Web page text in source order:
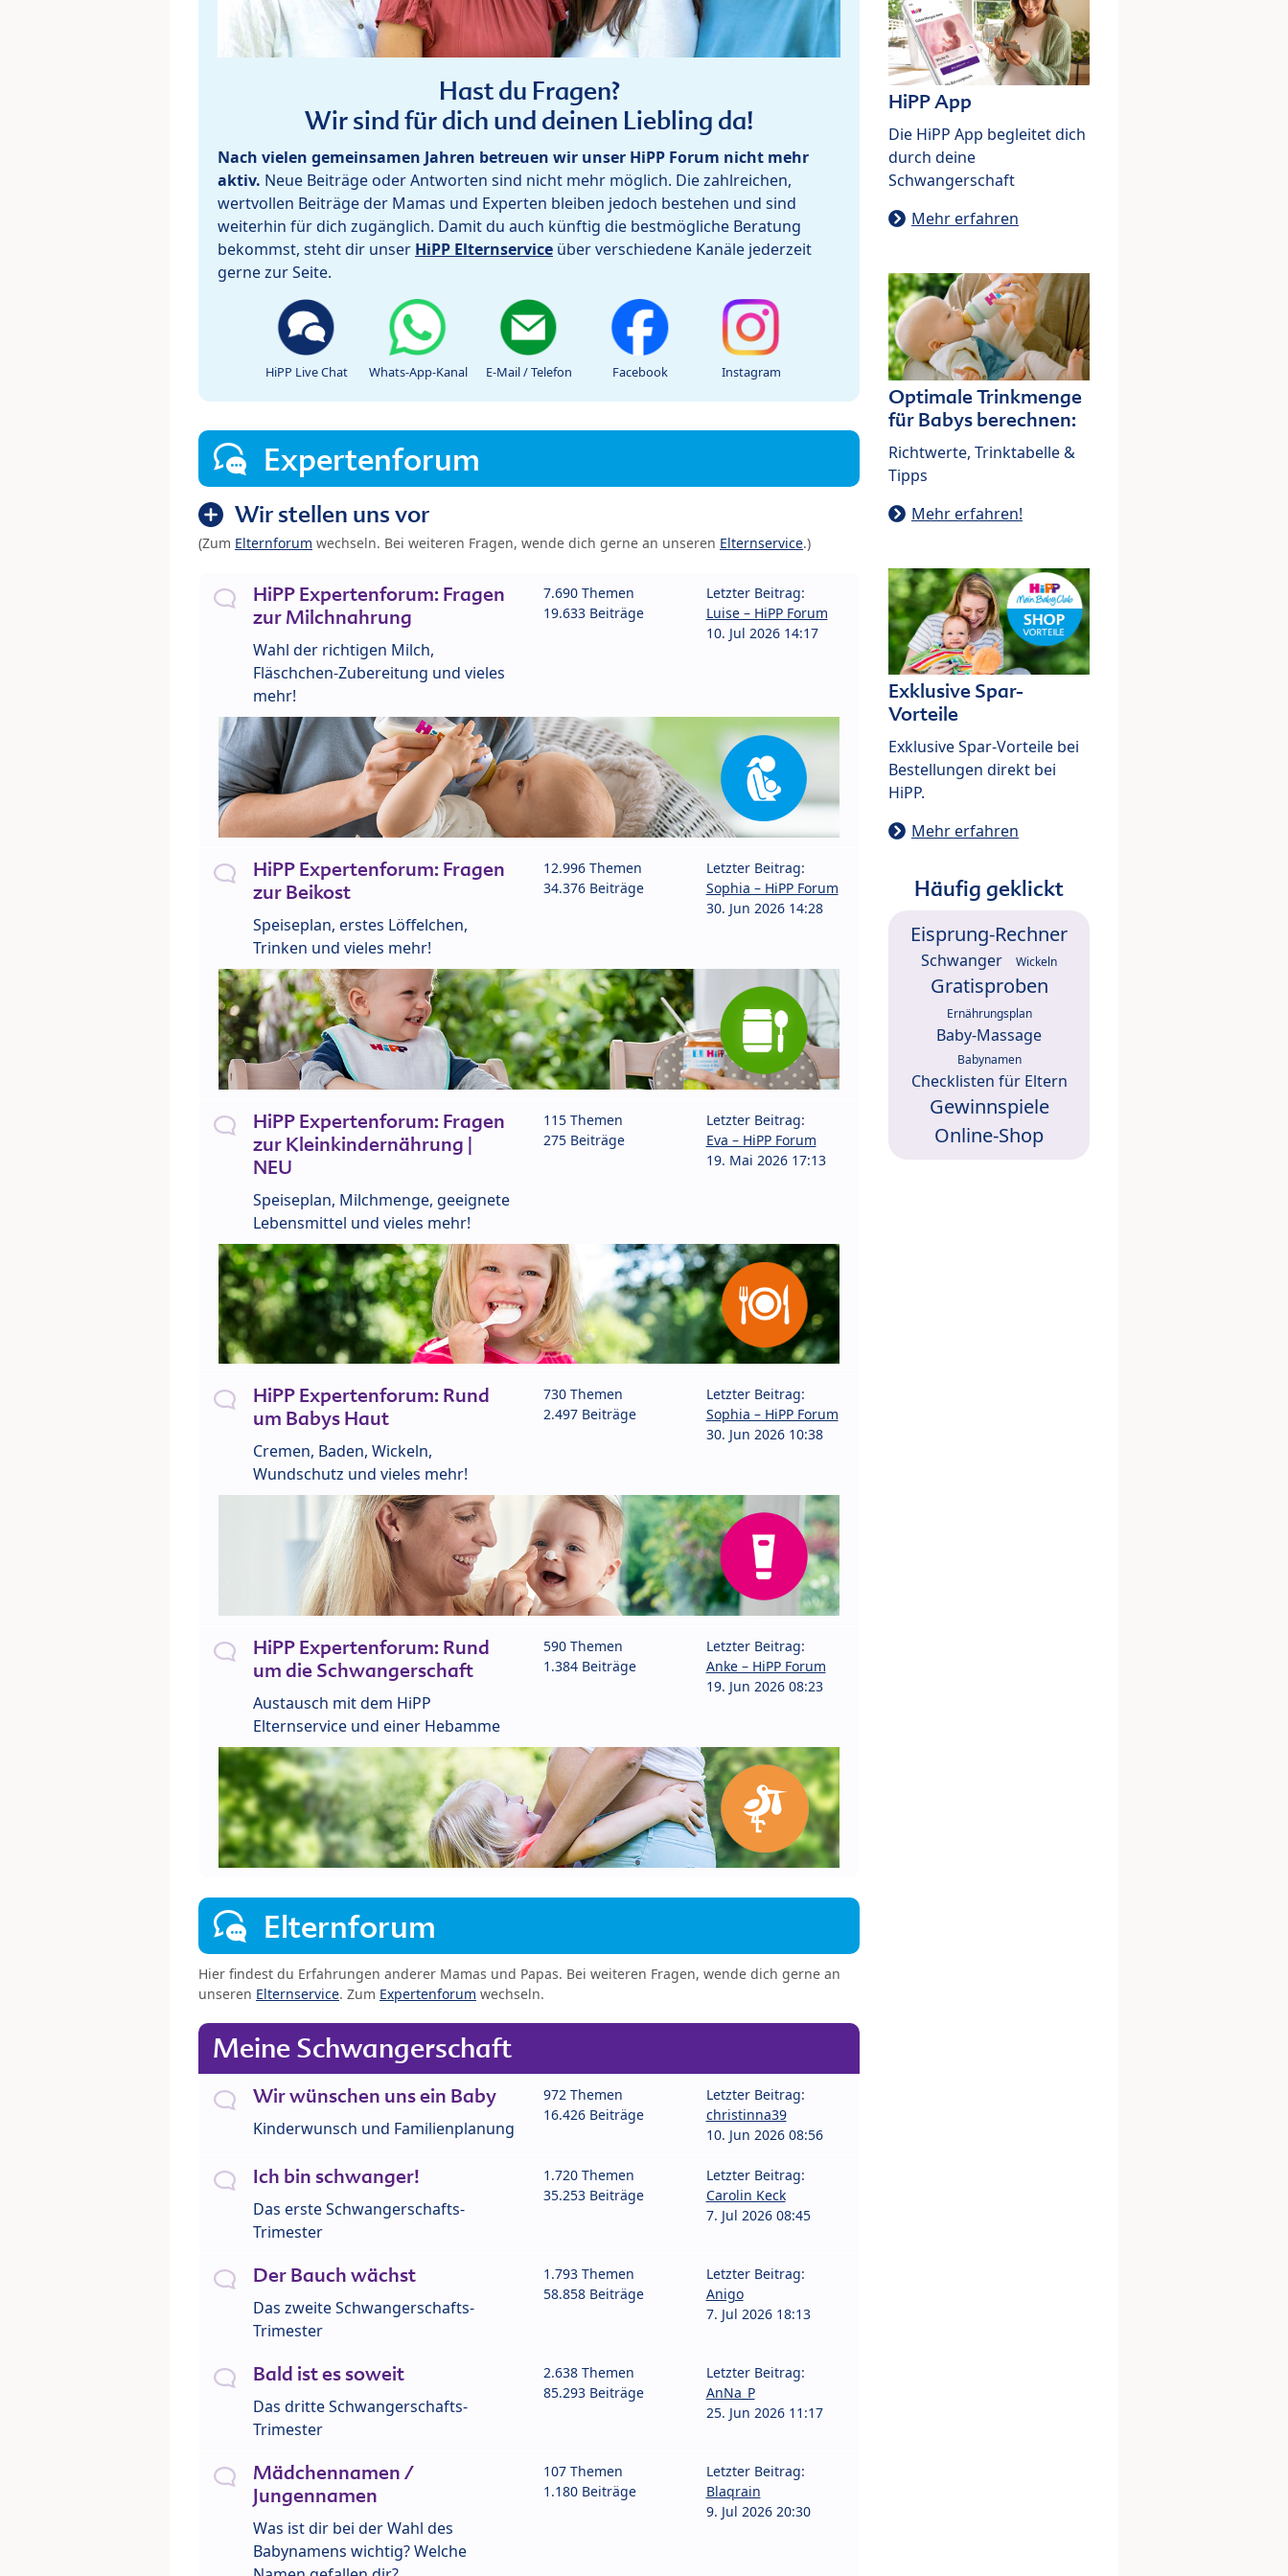
Hast du Fragen?
Wir sind für dich und deinen Liebling da!
Nach vielen gemeinsamen Jahren betreuen wir unser HiPP Forum nicht mehr
aktiv. Neue Beiträge oder Antworten sind nicht mehr möglich. Die zahlreichen,
wertvollen Beiträge der Mamas und Experten bleiben jedoch bestehen und sind
weiterhin für dich zugänglich. Damit du auch künftig die bestmögliche Beratung
bekommst, steht dir unser HiPP Elternservice über verschiedene Kanäle jederzeit
gerne zur Seite.
HiPP Live Chat Whats-App-Kanal E-Mail / Telefon Facebook Instagram
Expertenforum
Wir stellen uns vor
(Zum Elternforum wechseln. Bei weiteren Fragen, wende dich gerne an unseren Elternservice.)
HiPP Expertenforum: Fragen
zur Milchnahrung
Wahl der richtigen Milch,
Fläschchen-Zubereitung und vieles
mehr!
7.690 Themen
19.633 Beiträge
Letzter Beitrag:
Luise – HiPP Forum
10. Jul 2026 14:17
HiPP Expertenforum: Fragen
zur Beikost
Speiseplan, erstes Löffelchen,
Trinken und vieles mehr!
12.996 Themen
34.376 Beiträge
Letzter Beitrag:
Sophia – HiPP Forum
30. Jun 2026 14:28
HiPP Expertenforum: Fragen
zur Kleinkindernährung |
NEU
Speiseplan, Milchmenge, geeignete
Lebensmittel und vieles mehr!
115 Themen
275 Beiträge
Letzter Beitrag:
Eva – HiPP Forum
19. Mai 2026 17:13
HiPP Expertenforum: Rund
um Babys Haut
Cremen, Baden, Wickeln,
Wundschutz und vieles mehr!
730 Themen
2.497 Beiträge
Letzter Beitrag:
Sophia – HiPP Forum
30. Jun 2026 10:38
HiPP Expertenforum: Rund
um die Schwangerschaft
Austausch mit dem HiPP
Elternservice und einer Hebamme
590 Themen
1.384 Beiträge
Letzter Beitrag:
Anke – HiPP Forum
19. Jun 2026 08:23
Elternforum
Hier findest du Erfahrungen anderer Mamas und Papas. Bei weiteren Fragen, wende dich gerne an
unseren Elternservice. Zum Expertenforum wechseln.
Meine Schwangerschaft
Wir wünschen uns ein Baby
Kinderwunsch und Familienplanung
972 Themen
16.426 Beiträge
Letzter Beitrag:
christinna39
10. Jun 2026 08:56
Ich bin schwanger!
Das erste Schwangerschafts-
Trimester
1.720 Themen
35.253 Beiträge
Letzter Beitrag:
Carolin Keck
7. Jul 2026 08:45
Der Bauch wächst
Das zweite Schwangerschafts-
Trimester
1.793 Themen
58.858 Beiträge
Letzter Beitrag:
Anigo
7. Jul 2026 18:13
Bald ist es soweit
Das dritte Schwangerschafts-
Trimester
2.638 Themen
85.293 Beiträge
Letzter Beitrag:
AnNa_P
25. Jun 2026 11:17
Mädchennamen /
Jungennamen
Was ist dir bei der Wahl des
Babynamens wichtig? Welche
107 Themen
1.180 Beiträge
Letzter Beitrag:
Blaqrain
9. Jul 2026 20:30
HiPP App
Die HiPP App begleitet dich
durch deine
Schwangerschaft
Mehr erfahren
Optimale Trinkmenge
für Babys berechnen:
Richtwerte, Trinktabelle &
Tipps
Mehr erfahren!
Exklusive Spar-
Vorteile
Exklusive Spar-Vorteile bei
Bestellungen direkt bei
HiPP.
Mehr erfahren
Häufig geklickt
Eisprung-Rechner
Schwanger Wickeln
Gratisproben
Ernährungsplan
Baby-Massage
Babynamen
Checklisten für Eltern
Gewinnspiele
Online-Shop